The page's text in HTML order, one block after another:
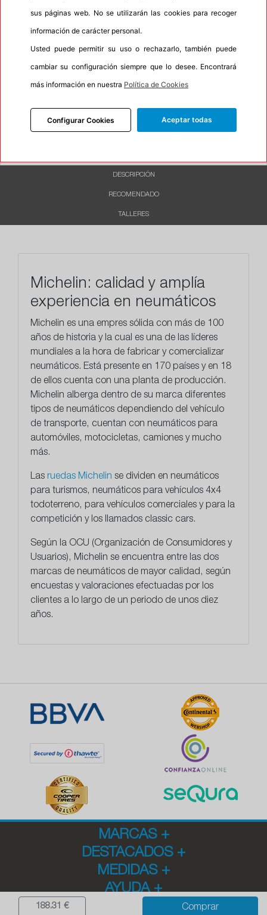
P.O.R. No
Oportunidad No
100% 0%
Carretera Campo
188.31 € Comprar
DESCRIPCIÓN
RECOMENDADO
TALLERES
Michelin: calidad y amplía
experiencia en neumáticos
Michelin es una empres sólida con más de 100
años de historia y la cual es una de las líderes
mundiales a la hora de fabricar y comercializar
neumáticos. Está presente en 170 países y en 18
de ellos cuenta con una planta de producción.
Michelin alberga dentro de su marca diferentes
tipos de neumáticos dependiendo del vehículo
de transporte, cuentan con neumáticos para
automóviles, motocicletas, camiones y mucho
más.
Las ruedas Michelin se dividen en neumáticos
para turismos, neumáticos para vehículos 4x4
todoterreno, para vehículos comerciales y para la
competición y los llamados classic cars.
Según la OCU (Organización de Consumidores y
Usuarios), Michelin se encuentra entre las dos
marcas de neumáticos de mayor calidad, según
encuestas y valoraciones efectuadas por los
clientes a lo largo de un periodo de unos diez
años.
MARCAS +
DESTACADOS +
MEDIDAS +
AYUDA+
sus páginas web. No se utilizarán las cookies para recoger
información de carácter personal.
Usted puede permitir su uso o rechazarlo, también puede
cambiar su configuración siempre que lo desee. Encontrará
más información en nuestra Política de Cookies
Configurar Cookies Aceptar todas